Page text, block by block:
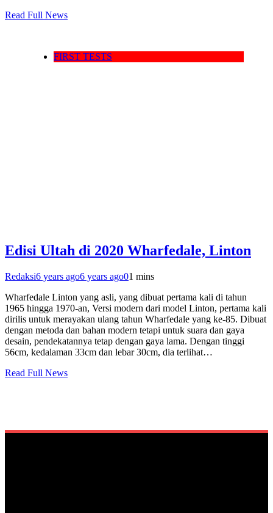
Read Full News
FIRST TESTS
Edisi Ultah di 2020 Wharfedale, Linton
Redaksi6 years ago6 years ago01 mins
Wharfedale Linton yang asli, yang dibuat pertama kali di tahun
1965 hingga 1970-an, Versi modern dari model Linton, pertama kali
dirilis untuk merayakan ulang tahun Wharfedale yang ke-85. Dibuat
dengan metoda dan bahan modern tetapi untuk suara dan gaya
desain, pendekatannya tetap dengan gaya lama. Dengan tinggi
56cm, kedalaman 33cm dan lebar 30cm, dia terlihat…
Read Full News